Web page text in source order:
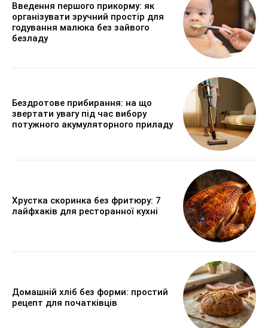
Введення першого прикорму: як
організувати зручний простір для
годування малюка без зайвого
безладу
Бездротове прибирання: на що
звертати увагу під час вибору
потужного акумуляторного приладу
Хрустка скоринка без фритюру: 7
лайфхаків для ресторанної кухні
Домашній хліб без форми: простий
рецепт для початківців